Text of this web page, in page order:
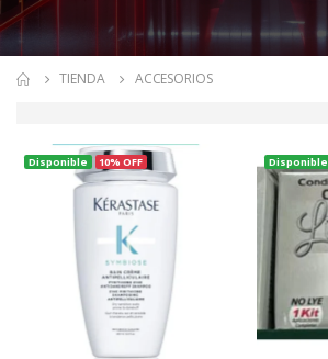
TIENDA ACCESORIOS
Disponible 10% OFF Disponible